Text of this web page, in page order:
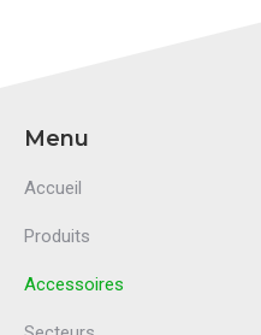
Menu
Accueil
Produits
Accessoires